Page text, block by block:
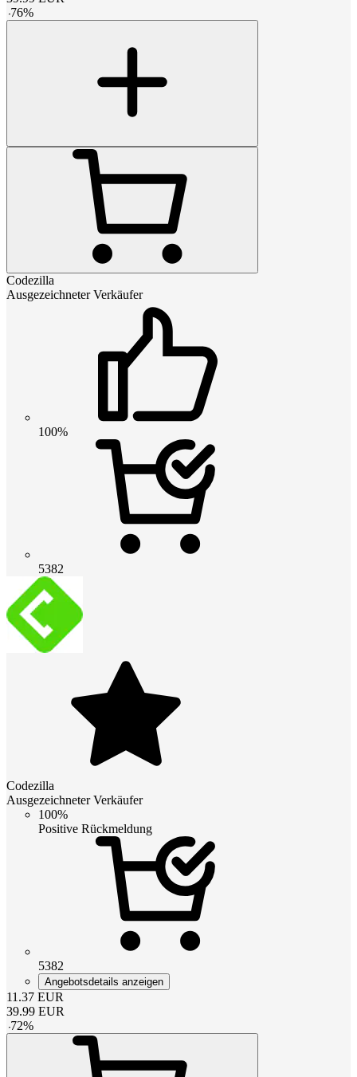
-76%
Codezilla
Ausgezeichneter Verkäufer
100%
5382
Codezilla
Ausgezeichneter Verkäufer
100%
Positive Rückmeldung
5382
Angebotsdetails anzeigen
11.37 EUR
39.99 EUR
-72%